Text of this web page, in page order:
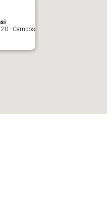
20 - Campos